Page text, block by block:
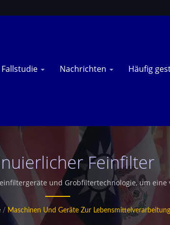
Fallstudie Nachrichten Häufig
Feinfilter
und Grobfiltertechnologie, um
entfernt das Gerät effektiv
aufrechterhalten werden. Diese
Frittierproduktionslinien. / TSHS ist ein
/ Maschinen Und Geräte Zur Lebensmittelverarbeitung